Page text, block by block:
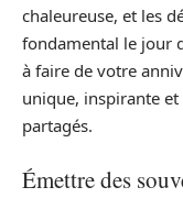
chaleureuse, et les
fondamental le jour
à faire de votre
unique, inspirante
partagés.
Émettre des